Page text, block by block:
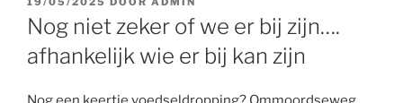
OP
Nog niet zeker of we er bij zijn….
afhankelijk wie er bij kan zijn